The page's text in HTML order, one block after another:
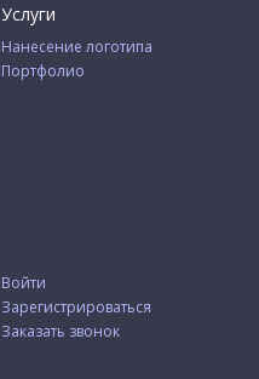
Услуги
Нанесение логотипа
Портфолио
Войти
Зарегистрироваться
Заказать звонок